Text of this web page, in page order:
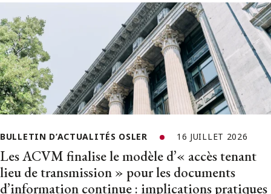
BULLETIN D’ACTUALITÉS OSLER 16 JUILLET 2026
Les ACVM finalise le modèle d’« accès tenant
lieu de transmission » pour les documents
d’information continue : implications pratiques